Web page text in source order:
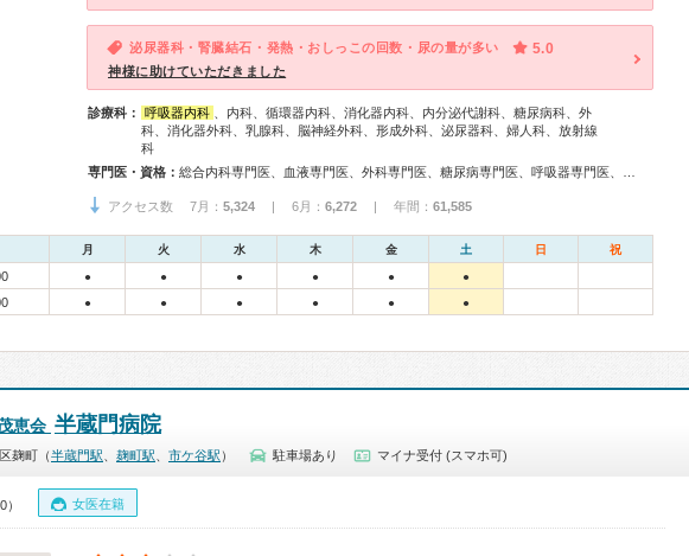
泌尿器科・腎臓結石・発熱・おしっこの回数・尿の量が多い 5.0
神様に助けていただきました
診療科： 呼吸器内科
、内科、循環器内科、消化器内科、内分泌代謝科、糖尿病科、外
科、消化器外科、乳腺科、脳神経外科、形成外科、泌尿器科、婦人科、放射線
科
専門医・資格：
アクセス数 7月： 5,324 | 6月： 6,272 | 年間： 61,585
月 火 水 木 金 土 日 祝
● ● ● ● ● ●
● ● ● ● ● ●
恵会 半蔵門病院
麹町（半蔵門駅 麹町駅 市ケ谷駅 ） 駐車場あり マイナ受付 (スマホ可)
女医在籍